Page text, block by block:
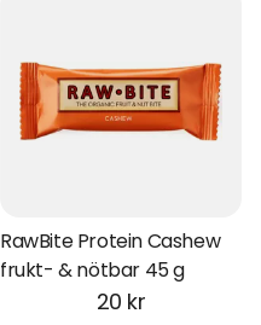
RawBite Protein Cashew
frukt- & nötbar 45 g
20 kr